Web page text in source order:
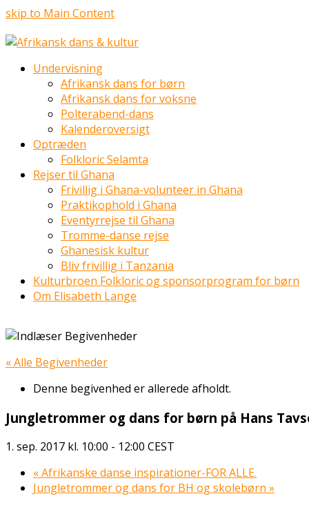
skip to Main Content
Undervisning
Afrikansk dans for børn
Afrikansk dans for voksne
Polterabend-dans
Kalenderoversigt
Optræden
Folkloric Selamta
Rejser til Ghana
Frivillig i Ghana-volunteer in Ghana
Praktikophold i Ghana
Eventyrrejse til Ghana
Tromme-danse rejse
Ghanesisk kultur
Bliv frivillig i Tanzania
Kulturbroen Folkloric og sponsorprogram for børn
Om Elisabeth Lange
« Alle Begivenheder
Denne begivenhed er allerede afholdt.
Jungletrommer og dans for børn på Hans
1. sep. 2017 kl. 10:00 - 12:00 CEST
«Afrikanske danse inspirationer-FOR ALLE.
Jungletrommer og dans for BH og skolebørn »